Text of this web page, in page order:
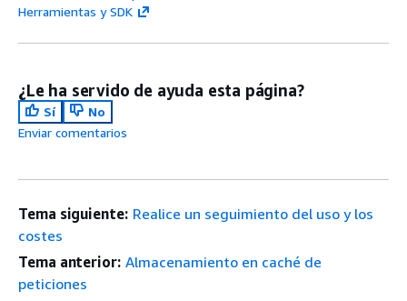
Herramientas y SDK
¿Le ha servido de ayuda esta página?
Sí
No
Enviar comentarios
Tema siguiente: Realice un seguimiento del uso y los
costes
Tema anterior: Almacenamiento en caché de
peticiones